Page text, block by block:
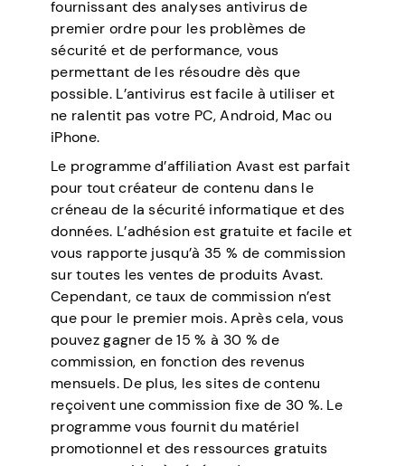
fournissant des analyses antivirus de
premier ordre pour les problèmes de
sécurité et de performance, vous
permettant de les résoudre dès que
possible. L’antivirus est facile à utiliser et
ne ralentit pas votre PC, Android, Mac ou
iPhone.
Le programme d’affiliation Avast est parfait
pour tout créateur de contenu dans le
créneau de la sécurité informatique et des
données. L’adhésion est gratuite et facile et
vous rapporte jusqu’à 35 % de commission
sur toutes les ventes de produits Avast.
Cependant, ce taux de commission n’est
que pour le premier mois. Après cela, vous
pouvez gagner de 15 % à 30 % de
commission, en fonction des revenus
mensuels. De plus, les sites de contenu
reçoivent une commission fixe de 30 %. Le
programme vous fournit du matériel
promotionnel et des ressources gratuits